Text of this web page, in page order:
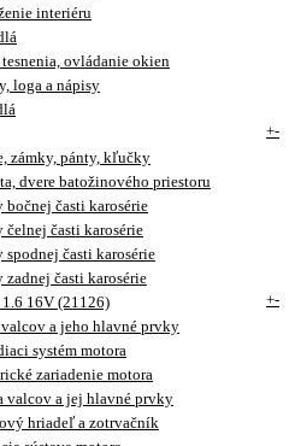
interiéru
ovládanie okien
loga a nápisy
+-
zámky, pánty, kľučky
dvere batožinového priestoru
bočnej časti karosérie
čelnej časti karosérie
spodnej časti karosérie
zadnej časti karosérie
16V (21126)
+-
a jeho hlavné prvky
systém motora
zariadenie motora
valcov a jej hlavné prvky
hriadeľ a zotrvačník